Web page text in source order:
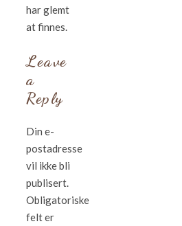
har glemt
at finnes.
Leave
a
Reply
Din e-
postadresse
vil ikke bli
publisert.
Obligatoriske
felt er